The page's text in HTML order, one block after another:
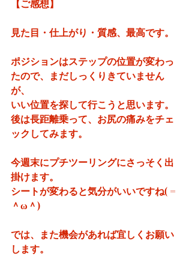
【ご感想】
見た目・仕上がり・質感、最高です。
ポジションはステップの位置が変わっ
たので、まだしっくりきていません
が、
いい位置を探して行こうと思います。
後は長距離乗って、お尻の痛みをチェ
ックしてみます。
今週末にプチツーリングにさっそく出
掛けます。
シートが変わると気分がいいですね( =
＾ω＾)
では、また機会があれば宜しくお願い
します。